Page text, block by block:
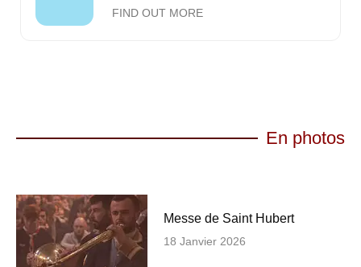
FIND OUT MORE
En photos
Messe de Saint Hubert
18 Janvier 2026